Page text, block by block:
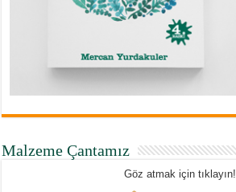
Malzeme Çantamız
Göz atmak için tıklayın!